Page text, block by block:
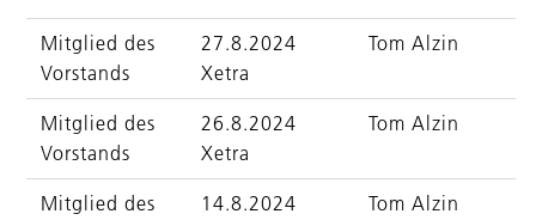
Mitglied des
Vorstands
27.8.2024
Xetra
Tom Alzin
Mitglied des
Vorstands
26.8.2024
Xetra
Tom Alzin
Mitglied des
14.8.2024
Tom Alzin